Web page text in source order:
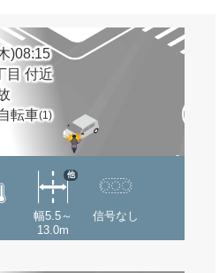
)08:15
目 付近
転車(1)
幅5.5～
13.0m
他
信号なし